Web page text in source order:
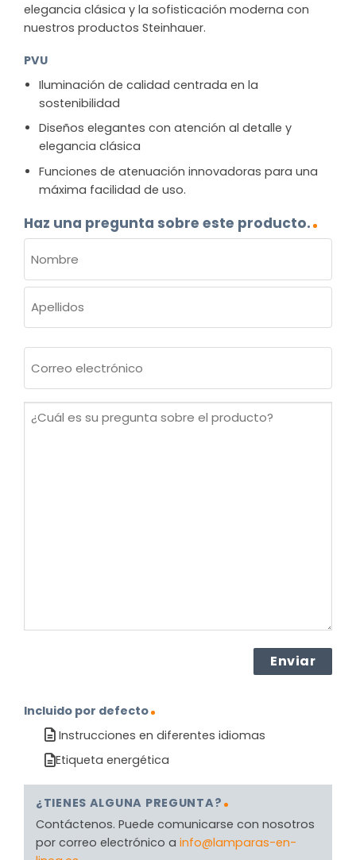
elegancia clásica y la sofisticación moderna con
nuestros productos Steinhauer.
PVU
Iluminación de calidad centrada en la
sostenibilidad
Diseños elegantes con atención al detalle y
elegancia clásica
Funciones de atenuación innovadoras para una
máxima facilidad de uso.
Haz una pregunta sobre este producto.
(OBLIGATORIO)
Nombre
electrónico
¿Cuál
Incluido por defecto
Instrucciones en diferentes idiomas
Etiqueta energética
¿TIENES ALGUNA PREGUNTA?
Contáctenos. Puede comunicarse con nosotros
por correo electrónico a info@lamparas-en-